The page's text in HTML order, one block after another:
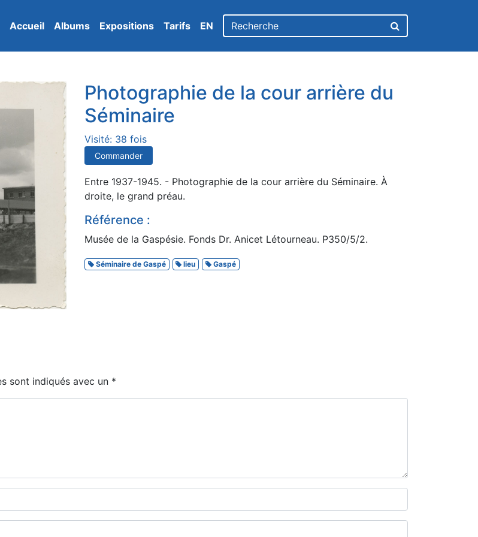
Accueil Albums Expositions Tarifs EN
Photographie de la cour arrière du
Séminaire
Visité: 38 fois
Commander
Entre 1937-1945. - Photographie de la cour arrière du Séminaire. À
droite, le grand préau.
Référence :
Musée de la Gaspésie. Fonds Dr. Anicet Létourneau. P350/5/2.
Séminaire de Gaspé lieu Gaspé
sont indiqués avec un *